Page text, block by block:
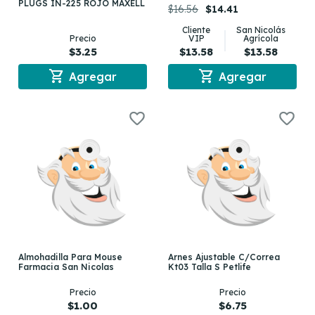
PLUGS IN-225 ROJO MAXELL
Precio
$3.25
shopping_cart Agregar
$16.56 $14.41
Cliente
VIP
$13.58
San Nicolás
Agrícola
$13.58
shopping_cart Agregar
Almohadilla Para Mouse
Farmacia San Nicolas
Precio
$1.00
Arnes Ajustable C/Correa
Kt03 Talla S Petlife
Precio
$6.75